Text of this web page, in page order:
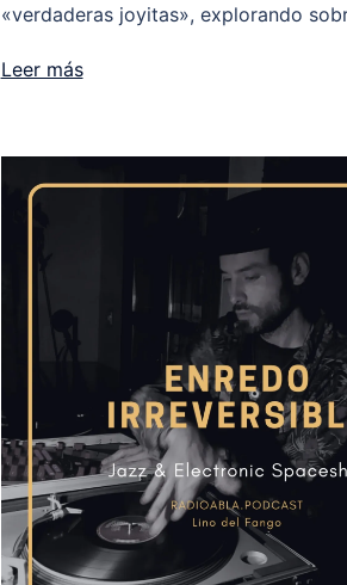
«verdaderas joyitas», explorando
Leer más